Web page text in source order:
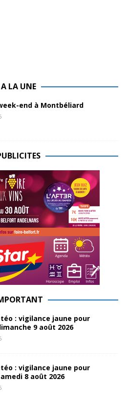
A LA UNE
end à Montbéliard
: vigilance jaune pour
9 août 2026
: vigilance jaune pour
8 août 2026